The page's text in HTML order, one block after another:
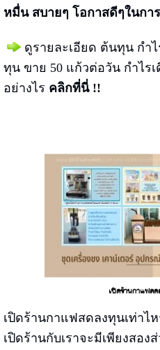
หมื่น สบายๆ โอกาสดีๆในกา
ดูรายละเอียด ต้นทุน กำ
ทุน ขาย 50 แก้วต่อวัน กำไรเ
อย่างไร คลิกที่นี่ !!
เปิดร้านกาแฟสด
เปิดร้านกาแฟสดลงทุนเท่าไ
เปิดร้านกับเราจะมีเพียงสอง